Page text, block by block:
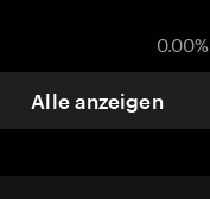
0.00%
Alle anzeigen